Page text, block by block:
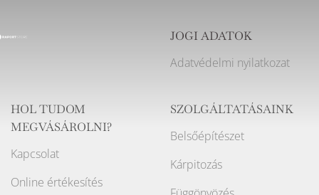
JOGI ADATOK
Adatvédelmi nyilatkozat
HOL TUDOM
MEGVÁSÁROLNI?
Kapcsolat
Online értékesítés
SZOLGÁLTATÁSAINK
Belsőépítészet
Kárpitozás